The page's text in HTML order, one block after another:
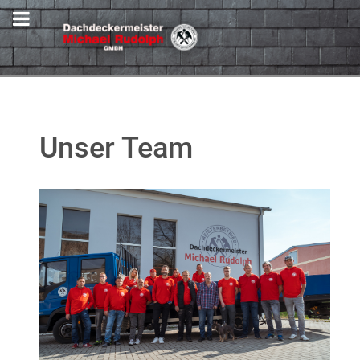
Unser Team